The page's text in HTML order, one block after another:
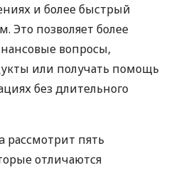
и более быстрый
Это позволяет более
вопросы,
или получать помощь
без длительного
рассмотрит пять
отличаются